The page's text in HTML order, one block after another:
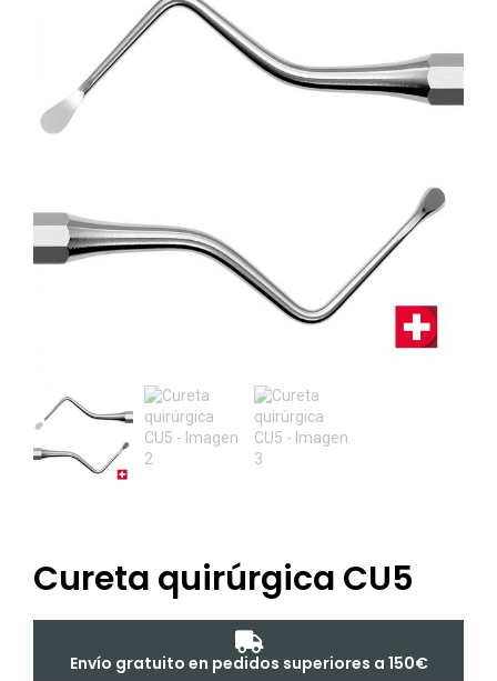
Cureta quirúrgica CU5
Envío gratuito en pedidos superiores a 150€